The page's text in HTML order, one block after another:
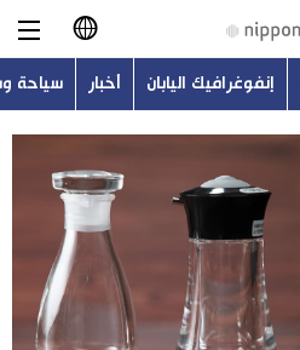
日本語
简体字
繁體字
Français
إنفوغرافيك اليابان أخبار سياحة